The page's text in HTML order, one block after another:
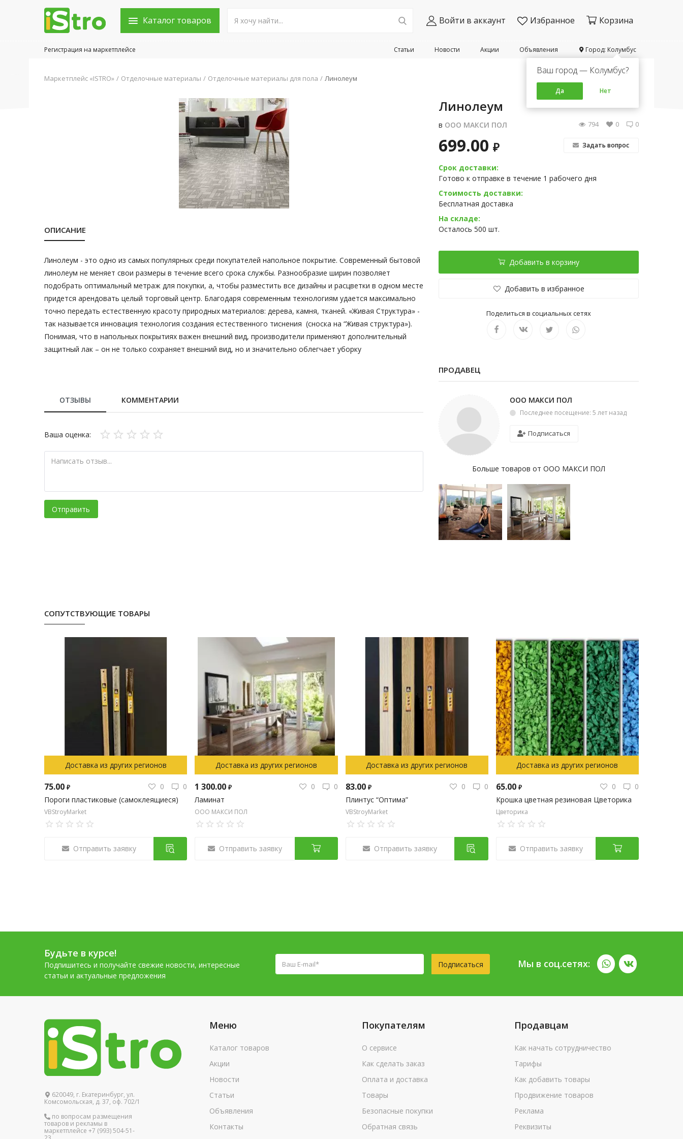
Каталог товаров Войти в аккаунт Избранное Корзина
Город: Колумбус
Ваш город — Колумбус?
Да Нет
Объявления
Акции
Новости
Статьи
Регистрация на маркетплейсе
Город: Колумбус
Маркетплейс «ISTRO» Отделочные материалы Отделочные материалы для пола Линолеум
ОПИСАНИЕ
Линолеум - это одно из самых популярных среди покупателей напольное покрытие. Современный бытовой
линолеум не меняет свои размеры в течение всего срока службы. Разнообразие ширин позволяет
подобрать оптимальный метраж для покупки, а, чтобы разместить все дизайны и расцветки в одном месте
придется арендовать целый торговый центр. Благодаря современным технологиям удается максимально
точно передать естественную красоту природных материалов: дерева, камня, тканей. «Живая Структура» -
так называется инновация технология создания естественного тиснения (сноска на “Живая структура»).
Понимая, что в напольных покрытиях важен внешний вид, производители применяют дополнительный
защитный лак – он не только сохраняет внешний вид, но и значительно облегчает уборку
ОТЗЫВЫ КОММЕНТАРИИ
Ваша оценка:
Отправить
Линолеум
в ООО МАКСИ ПОЛ 0
0
794
699.00 ₽ Задать вопрос
Срок доставки:
Готово к отправке в течение 1 рабочего дня
Стоимость доставки:
Бесплатная доставка
На складе:
Осталось 500 шт.
Добавить в корзину
Добавить в избранное
Поделиться в социальных сетях
ПРОДАВЕЦ
ООО МАКСИ ПОЛ
Последнее посещение: 5 лет назад
Подписаться
Больше товаров от ООО МАКСИ ПОЛ
СОПУТСТВУЮЩИЕ ТОВАРЫ
Доставка из других регионов
75.00 ₽ 0
0
Пороги пластиковые (самоклеящиеся)
VBStroyMarket
Отправить заявку
Доставка из других регионов
1 300.00₽ 0
0
Ламинат
ООО МАКСИ ПОЛ
Отправить заявку
Доставка из других регионов
83.00 ₽ 0
0
Плинтус “Оптима”
VBStroyMarket
Отправить заявку
Доставка из других регионов
65.00 ₽ 0
0
Крошка цветная резиновая Цветорика
Цветорика
Отправить заявку
Будьте в курсе!
Подпишитесь и получайте свежие новости, интересные
статьи и актуальные предложения
Подписаться Мы в соц.сетях:
620049, г. Екатеринбург, ул.
Комсомольская, д. 37, оф. 702/1
по вопросам размещения
товаров и рекламы в
маркетплейсе +7 (993) 504-51-
Меню
Каталог товаров
Акции
Новости
Статьи
Объявления
Контакты
Покупателям
О сервисе
Как сделать заказ
Оплата и доставка
Товары
Безопасные покупки
Обратная связь
Продавцам
Как начать сотрудничество
Тарифы
Как добавить товары
Продвижение товаров
Реклама
Реквизиты